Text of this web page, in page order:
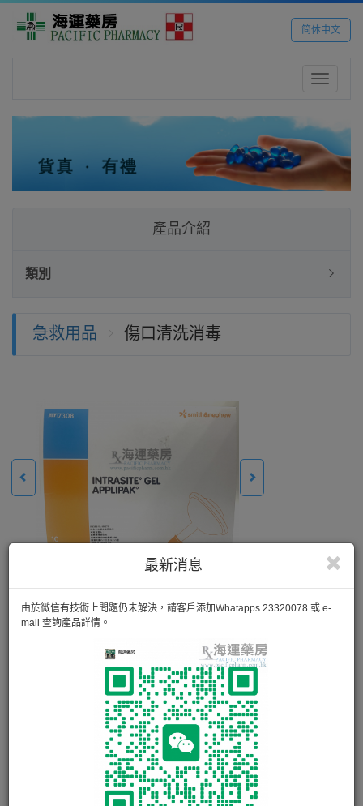
简体中文
Toggle
最新消息
由於微信有技術上問題仍未解決，請客戶添加Whatapps 23320078 或 e-
mail 查詢產品詳情。
產品介紹
類別
急救用品 傷口清洗消毒